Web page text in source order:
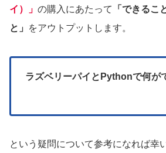
イ）」 の購入にあたって
「できるこ
と」
をアウトプットします。
ラズベリーパイとPythonで何が
という疑問について参考になれば幸